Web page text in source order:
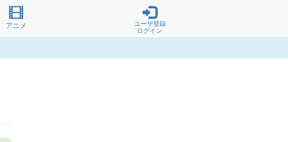
アニメ
ユーザ登録
ログイン